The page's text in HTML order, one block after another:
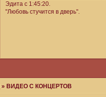
Эдита с 1:45:20.
"Любовь стучится в дверь".
»ВИДЕО С КОНЦЕРТОВ